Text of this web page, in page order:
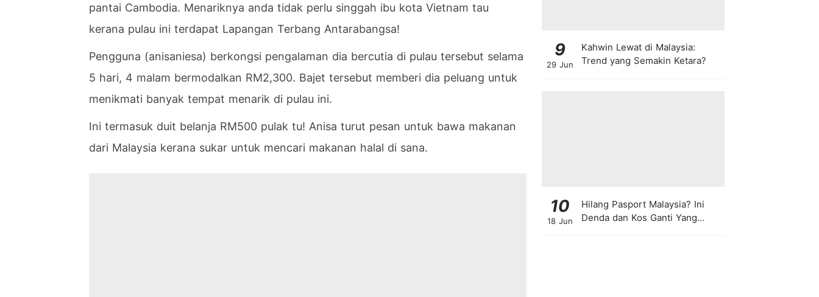
pantai Cambodia. Menariknya anda tidak perlu singgah ibu kota Vietnam tau
kerana pulau ini terdapat Lapangan Terbang Antarabangsa!
Pengguna (anisaniesa) berkongsi pengalaman dia bercutia di pulau tersebut selama
5 hari, 4 malam bermodalkan RM2,300. Bajet tersebut memberi dia peluang untuk
menikmati banyak tempat menarik di pulau ini.
Ini termasuk duit belanja RM500 pulak tu! Anisa turut pesan untuk bawa makanan
dari Malaysia kerana sukar untuk mencari makanan halal di sana.
9
29 Jun
Kahwin Lewat di Malaysia:
Trend yang Semakin Ketara?
10
18 Jun
Hilang Pasport Malaysia? Ini
Denda dan Kos Ganti Yang